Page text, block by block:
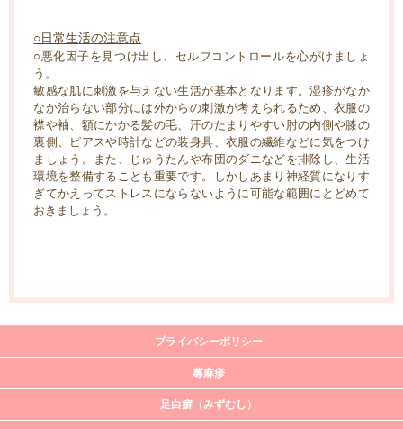
○日常生活の注意点
○悪化因子を見つけ出し、セルフコントロールを心がけましょ
う。
敏感な肌に刺激を与えない生活が基本となります。湿疹がなか
なか治らない部分には外からの刺激が考えられるため、衣服の
襟や袖、額にかかる髪の毛、汗のたまりやすい肘の内側や膝の
裏側、ピアスや時計などの装身具、衣服の繊維などに気をつけ
ましょう。また、じゅうたんや布団のダニなどを排除し、生活
環境を整備することも重要です。しかしあまり神経質になりす
ぎてかえってストレスにならないように可能な範囲にとどめて
おきましょう。
プライバシーポリシー
蕁麻疹
足白癬（みずむし）